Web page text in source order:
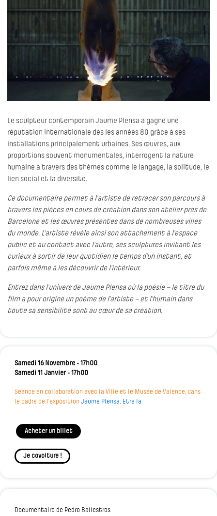
Le sculpteur contemporain Jaume Plensa a gagné une
réputation internationale dès les années 80 grâce à ses
installations principalement urbaines. Ses œuvres, aux
proportions souvent monumentales, interrogent la nature
humaine à travers des thèmes comme le langage, la solitude, le
lien social et la diversité.
Ce documentaire permet à l'artiste de retracer son parcours à
travers les pièces en cours de création dans son atelier près de
Barcelone et les œuvres présentes dans de nombreuses villes
du monde. L’artiste révèle ainsi son attachement à l’espace
public et au contact avec l’autre, ses sculptures invitant les
curieux à sortir de leur quotidien le temps d’un instant, et
parfois même à les découvrir de l’intérieur.
Entrez dans l’univers de Jaume Plensa où la poésie – le titre du
film a pour origine un poème de l’artiste – et l’humain dans
toute sa sensibilité sont au cœur de sa création.
Samedi 16 Novembre - 17h00
Samedi 11 Janvier - 17h00
Séance en collaboration avec la Ville et le Musée de Valence, dans
le cadre de l'exposition Jaume Plensa. Être là.
Acheter un billet
Je covoiture !
Documentaire de Pedro Ballestros